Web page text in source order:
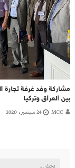
بين العراق وتركيا
MCC 24 سبتمبر، 2020
البحث